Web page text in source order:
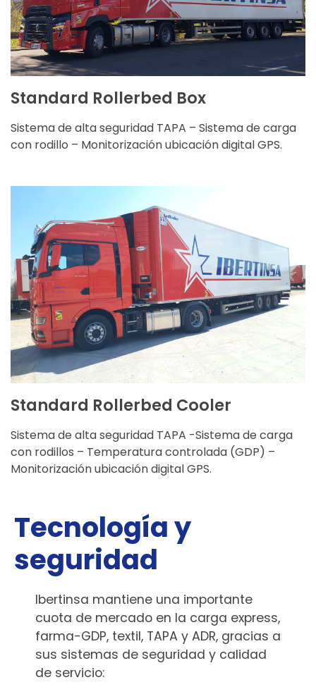
CARACTERÍSTICAS
Carga útil: 19.000 kg
Standard Rollerbed Box
Sistema de alta seguridad TAPA – Sistema de carga
con rodillo – Monitorización ubicación digital GPS.
CARACTERÍSTICAS
Carga útil: 19.000 kg
Altura: 2,80 m.
Longitud: 13,35 m.
Ancho: 2,5 m.
Standard Rollerbed Cooler
Sistema de alta seguridad TAPA -Sistema de carga
con rodillos – Temperatura controlada (GDP) –
Monitorización ubicación digital GPS.
Tecnología y
seguridad
Ibertinsa mantiene una importante
cuota de mercado en la carga express,
farma-GDP, textil, TAPA y ADR, gracias a
sus sistemas de seguridad y calidad
de servicio: